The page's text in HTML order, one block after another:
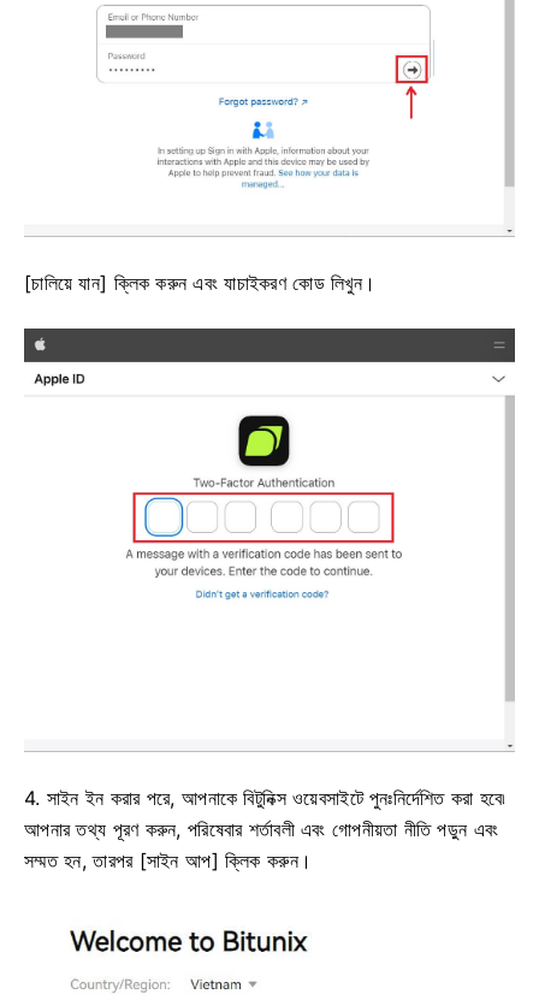
[চালিয়ে যান] ক্লিক করুন এবং যাচাইকরণ কোড লিখুন।
4. সাইন ইন করার পরে, আপনাকে বিটুনিক্স ওয়েবসাইটে পুনঃনির্দেশিত করা হবে৷
আপনার তথ্য পূরণ করুন, পরিষেবার শর্তাবলী এবং গোপনীয়তা নীতি পড়ুন এবং
সম্মত হন, তারপর [সাইন আপ] ক্লিক করুন।